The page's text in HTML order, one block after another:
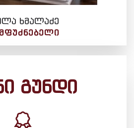
ხმალაძე
გუნდი